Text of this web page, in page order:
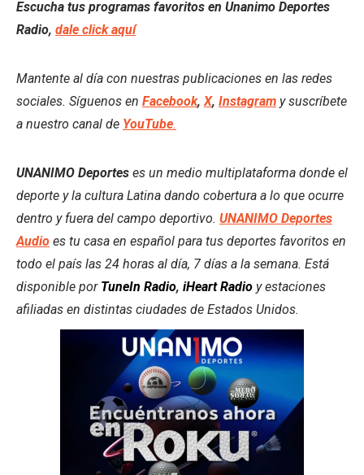
Escucha tus programas favoritos en Unanimo Deportes
Radio, dale click aquí
Mantente al día con nuestras publicaciones en las redes
sociales. Síguenos en Facebook, X, Instagram y suscríbete
a nuestro canal de YouTube.
UNANIMO Deportes es un medio multiplataforma donde el
deporte y la cultura Latina dando cobertura a lo que ocurre
dentro y fuera del campo deportivo. UNANIMO Deportes
Audio es tu casa en español para tus deportes favoritos en
todo el país las 24 horas al día, 7 días a la semana. Está
disponible por TuneIn Radio, iHeart Radio y estaciones
afiliadas en distintas ciudades de Estados Unidos.